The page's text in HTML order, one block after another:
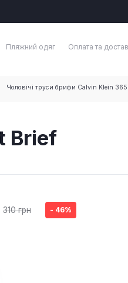
Пляжний одяг Оплата та
Чоловічі труси брифи Calvin Klein
Brief
310 грн - 46%